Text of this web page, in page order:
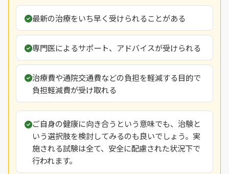
最新の治療をいち早く受けられることがある
専門医によるサポート、アドバイスが受けられる
治療費や通院交通費などの負担を軽減する目的で
負担軽減費が受け取れる
ご自身の健康に向き合うという意味でも、治験と
いう選択肢を検討してみるのも良いでしょう。実
施される試験は全て、安全に配慮された状況下で
行われます。